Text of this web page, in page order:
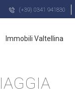
(+39) 0341 941830
Immobili Valtellina